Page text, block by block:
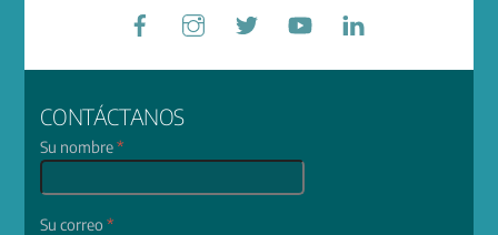
Facebook
CONTÁCTANOS
Su nombre*
Su correo*